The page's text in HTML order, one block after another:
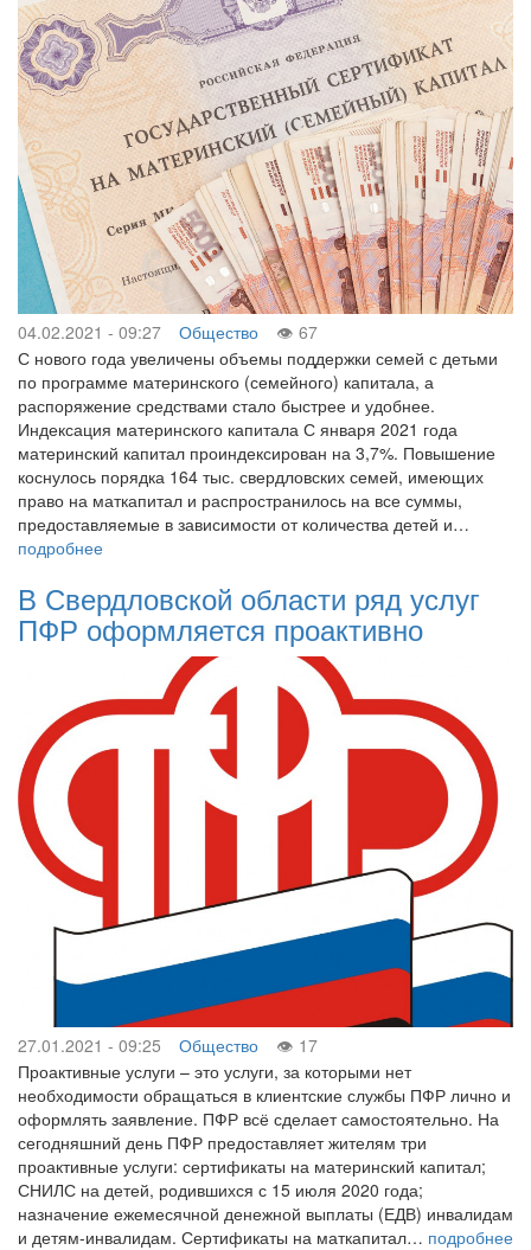
04.02.2021 - 09:27 Общество
67
С нового года увеличены объемы поддержки семей с детьми
по программе материнского (семейного) капитала, а
распоряжение средствами стало быстрее и удобнее.
Индексация материнского капитала С января 2021 года
материнский капитал проиндексирован на 3,7%. Повышение
коснулось порядка 164 тыс. свердловских семей, имеющих
право на маткапитал и распространилось на все суммы,
предоставляемые в зависимости от количества детей и…
подробнее
В Свердловской области ряд услуг
ПФР оформляется проактивно
27.01.2021 - 09:25 Общество
17
Проактивные услуги – это услуги, за которыми нет
необходимости обращаться в клиентские службы ПФР лично и
оформлять заявление. ПФР всё сделает самостоятельно. На
сегодняшний день ПФР предоставляет жителям три
проактивные услуги: сертификаты на материнский капитал;
СНИЛС на детей, родившихся с 15 июля 2020 года;
назначение ежемесячной денежной выплаты (ЕДВ) инвалидам
и детям-инвалидам. Сертификаты на маткапитал… подробнее